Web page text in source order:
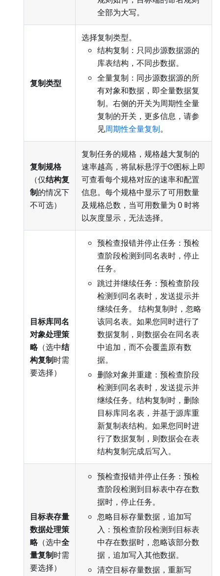
全部为大写。
复制类型
选择复制类型。
结构复制：只同步源数据源的
库表结构，不同步数据。
全量复制：同步源数据源的所
有对象和数据，即全量数据复
制。右侧的开关为周期性全量
复制的开关，更多信息，请参
见周期性全量复制。
复制规格
（仅结构复
制的情况下
不可选）
复制任务的规格，规格越大复制的
速率越高，将鼠标悬浮于 图标上即
可查看每个规格对应的速率和配置
信息。每个规格中显示了可用数量
及规格总数，当可用数量为 0 时将
以灰度显示，无法选择。
目标库同名
对象处理策
略（选中结
构复制时需
要选择）
预检查报错并停止任务：预检
查阶段检测到同名表时，停止
任务。
跳过并继续任务：预检查阶段
检测到同名表时，发送提示并
继续任务。 结构复制时，忽略
该同名表。如果您同时进行了
数据复制，则数据会在同名表
中追加，而不会覆盖原有数
据。
删除对象并重建：预检查阶段
检测到同名表时，发送提示并
继续任务。结构复制时，删除
目标库同名表，并基于源库重
新复制表结构。如果您同时进
行了数据复制，则数据会在表
结构复制完成后写入。
目标表存量
数据处理策
略（选中全
量复制时需
要选择）
预检查报错并停止任务：预检
查阶段检测到目标表中存在数
据时，停止任务。
忽略目标存量数据，追加写
入：预检查阶段检测到目标表
中存在数据时，忽略该部分数
据，追加写入其他数据。
清空目标存量数据，重新写